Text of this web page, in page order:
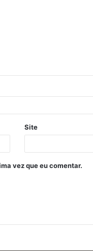
Site
vez que eu comentar.